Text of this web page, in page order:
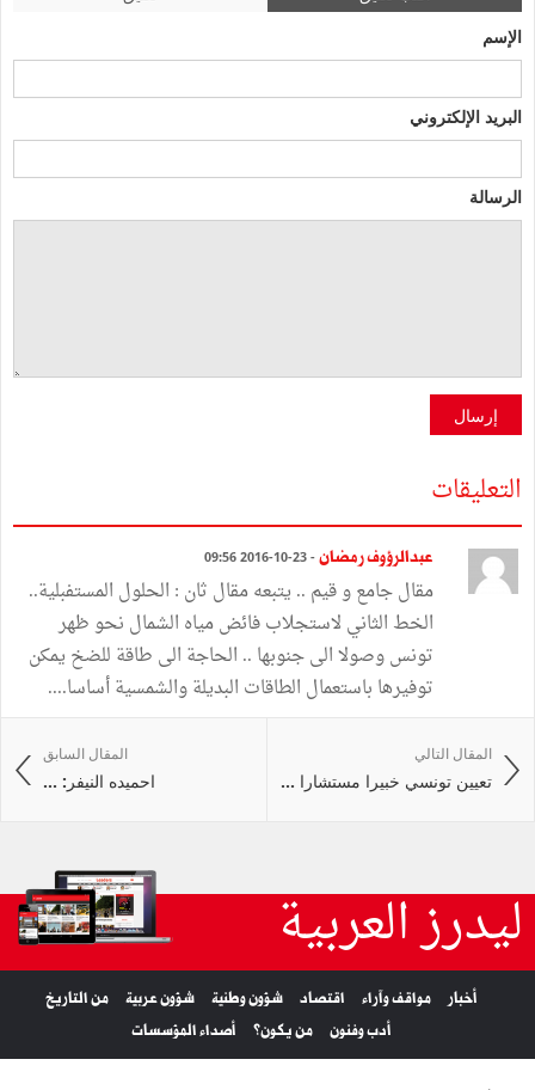
الإسم
البريد الإلكتروني
الرسالة
إرسال
التعليقات
عبدالرؤوف رمضان - 23-10-2016 09:56
مقال جامع و قيم .. يتبعه مقال ثان : الحلول المستفبلية..
الخط الثاني لاستجلاب فائض مياه الشمال نحو ظهر
تونس وصولا الى جنوبها .. الحاجة الى طاقة للضخ يمكن
توفيرها باستعمال الطاقات البديلة والشمسية أساسا....
المقال السابق
احميده النيفر: ...
المقال التالي
تعيين تونسي خبيرا مستشارا ...
ليدرز العربية
أخبار مواقف وآراء اقتصاد شؤون وطنية شؤون عربية
من التاريخ
أدب وفنون
من يكون؟ أصداء المؤسسات